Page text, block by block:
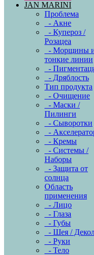
JAN MARINI
Проблема
- Акне
- Купероз /
Розацеа
- Морщины
тонкие линии
-
- Дряблость
Тип продукта
- Очищение
- Маски /
Пилинги
- Сыворотки
-
- Кремы
- Системы /
Наборы
- Защита от
солнца
Область
применения
- Лицо
- Глаза
- Губы
- Шея /
- Руки
- Тело